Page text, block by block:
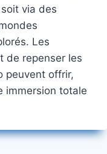
via des
Les
de repenser les
peuvent offrir,
immersion totale